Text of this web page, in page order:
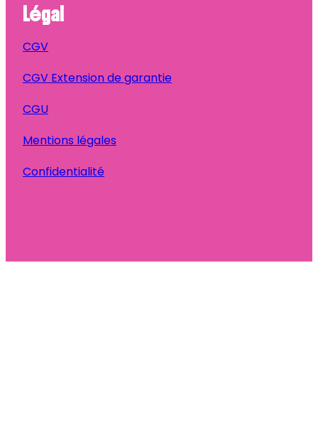
Légal
CGV
CGV Extension de garantie
CGU
Mentions légales
Confidentialité